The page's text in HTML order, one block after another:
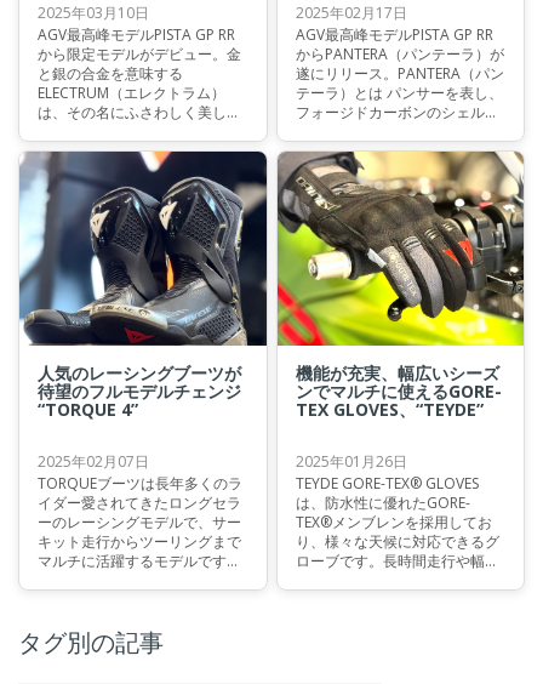
2025年03月10日
AGV最高峰モデルPISTA GP RR
から限定モデルがデビュー。金
と銀の合金を意味する
ELECTRUM（エレクトラム）
は、その名にふさわしく美しさ
ンが特徴。マットなチタニウム
カラーにオレンジメッシュのエ
アベントやファイヤーレッドの
イリジウムバイザーの採用など
特別な仕様が施された、世界で
限定2000個のみのプレミアムモ
デルです。
2025年02月17日
AGV最高峰モデルPISTA GP RR
からPANTERA（パンテーラ）が
遂にリリース。PANTERA（パン
テーラ）とは パンサーを表し、
フォージドカーボンのシェル、
ティングのAGVロゴ、バイザー
にもパンサーグラフィックが施
されてた、スペシャルグラフィ
ックデザイン。世界で限定3000
個のみのプレミアムモデルで
す。
人気のレーシングブーツが
待望のフルモデルチェンジ
“TORQUE 4”
2025年02月07日
TORQUEブーツは長年多くのラ
イダー愛されてきたロングセラ
ーのレーシングモデルで、サー
キット走行からツーリングまで
マルチに活躍するモデルです。
機能が充実、幅広いシーズ
ンでマルチに使えるGORE-
TEX GLOVES、“TEYDE”
2025年01月26日
TEYDE GORE-TEX® GLOVES
は、防水性に優れたGORE-
TEX®メンブレンを採用してお
り、様々な天候に対応できるグ
ローブです。長時間走行や幅広
タグ別の記事